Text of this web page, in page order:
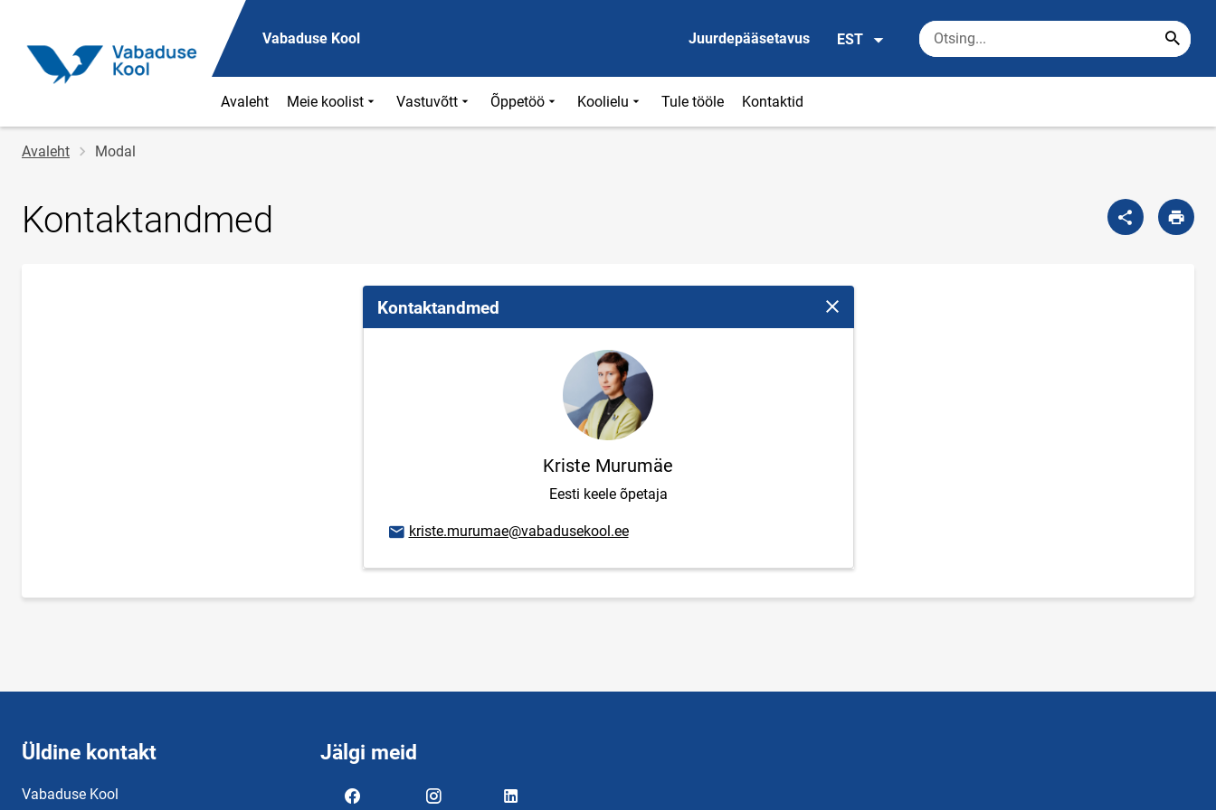
Vabaduse Kool Juurdepääsetavus EST
Avaleht Meie koolist Vastuvõtt Õppetöö Koolielu Tule tööle Kontaktid
Jälglink
Avaleht Modal
Kontaktandmed
Kontaktandmed Sulge modaalaken
Kriste Murumäe
Eesti keele õpetaja
E-posti aadress
kriste.murumae@vabadusekool.ee
Üldine kontakt
Vabaduse Kool
Jälgi meid